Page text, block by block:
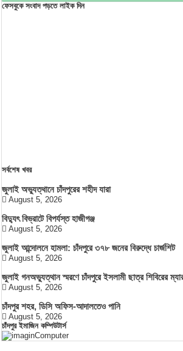
ফেসবুকে সংবাদ পড়তে লাইক দিন
সর্বশেষ খবর
জুলাই অভ্যুত্থানে চাঁদপুরের শহীদ যারা
August 5, 2026
বিদ্যুৎ বিভ্রাটে বিপর্যস্ত হাজীগঞ্জ
August 5, 2026
জুলাই আন্দোলনে হামলা: চাঁদপুরে ৩৭৮ জনের বিরুদ্ধে চার্জশিট
August 5, 2026
জুলাই গনঅভ্যুত্থান স্মরণে চাঁদপুরে ইসলামী ছাত্র শিবিরের
August 5, 2026
চাঁদপুর শহর, ডিসি অফিস-আদালতেও পানি
August 5, 2026
চাঁদপুর ইমাজিন কম্পিউটার্স